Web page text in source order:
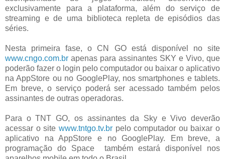
exclusivamente para a plataforma, além do serviço de
streaming e de uma biblioteca repleta de episódios das
séries.
Nesta primeira fase, o CN GO está disponível no site
www.cngo.com.br apenas para assinantes SKY e Vivo, que
poderão fazer o login pelo computador ou baixar o aplicativo
na AppStore ou no GooglePlay, nos smartphones e tablets.
Em breve, o serviço poderá ser acessado também pelos
assinantes de outras operadoras.
Para o TNT GO, os assinantes da Sky e Vivo deverão
acessar o site www.tntgo.tv.brpelo computador ou baixar o
aplicativo na AppStore e no GooglePlay. Em breve, a
programação do Space também estará disponível nos